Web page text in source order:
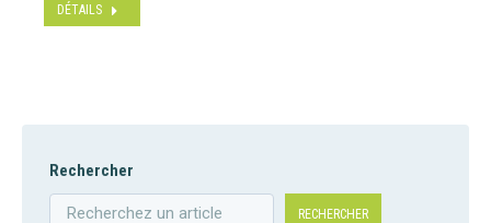
DÉTAILS
Rechercher
RECHERCHER